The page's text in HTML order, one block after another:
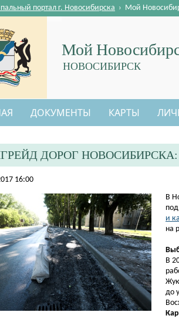
Мой
НОВОСИБИРСК
портал г. Новосибирска › Мой
ДОКУМЕНТЫ КАРТЫ
ДОРОГ
16:00
​В
и
на
В
до